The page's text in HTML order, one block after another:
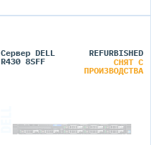
Сервер DELL
R430 8SFF
REFURBISHED
СНЯТ С
ПРОИЗВОДСТВА